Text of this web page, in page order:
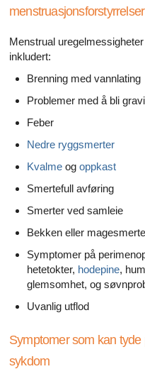
Alle artikler om seksuelt
Alle artikler om diabetes
Alle artikler om
Alle artikler om
menstruasjonsforstyrrelser
Menstrual
inkludert:
Brenning med vannlating
Problemer med å bli
Feber
Nedre ryggsmerter
Kvalme og oppkast
Smertefull avføring
Smerter ved samleie
Bekken eller
Symptomer på
hetetokter, hodepine,
glemsomhet, og
Uvanlig utflod
Symptomer som kan
sykdom